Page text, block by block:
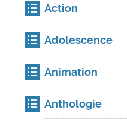
Action
Adolescence
Animation
Anthologie